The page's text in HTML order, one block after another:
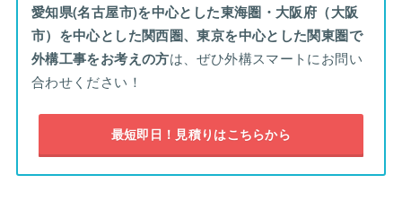
愛知県(名古屋市)を中心とした東海圏・大阪府（大阪
市）を中心とした関西圏、東京を中心とした関東圏で
外構工事をお考えの方は、ぜひ外構スマートにお問い
合わせください！
最短即日！見積りはこちらから